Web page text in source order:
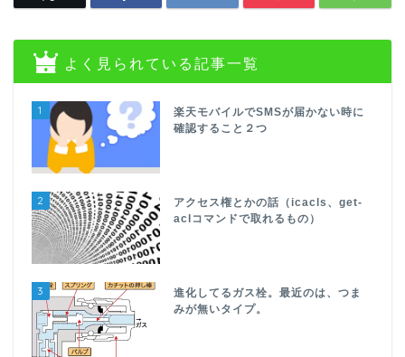
よく見られている記事一覧
1
楽天モバイルでSMSが届かない時に
確認すること２つ
2
アクセス権とかの話（icacls、get-
aclコマンドで取れるもの）
3
進化してるガス栓。最近のは、つま
みが無いタイプ。